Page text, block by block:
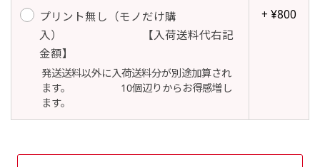
プリント無し（モノだけ購
入） 【入荷送料代右記
金額】
発送送料以外に入荷送料分が別途加算され
ます。 10個辺りからお得感増し
ます。
+ ¥800
由なサイズを指定下さい！
あんな場所こんな場所お好みのサイズでお好みの
幕の製作をお楽しみください
（※cm単位での指定でおねがいいたします。）
レギュラースリムのれん
か所つけて疑似的にのれんのような幕をつくりま